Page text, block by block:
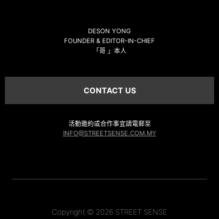
DESON YONG
FOUNDER & EDITOR-IN-CHIEF
「哥 」本人
CONTACT US
活動邀約或合作事宜請電郵至
INFO@STREETSENSE.COM.MY
Copyright © 2026 STREET SENSE